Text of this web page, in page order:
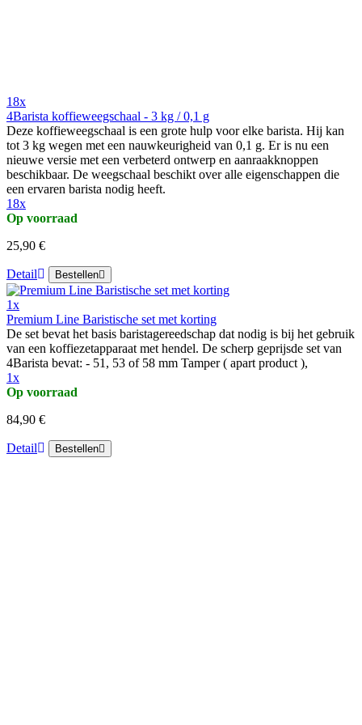
18x
4Barista koffieweegschaal - 3 kg / 0,1 g
Deze koffieweegschaal is een grote hulp voor elke barista. Hij kan
tot 3 kg wegen met een nauwkeurigheid van 0,1 g. Er is nu een
nieuwe versie met een verbeterd ontwerp en aanraakknoppen
beschikbaar. De weegschaal beschikt over alle eigenschappen die
een ervaren barista nodig heeft.
18x
Op voorraad
25,90 €
Detail Bestellen
1x
Premium Line Baristische set met korting
De set bevat het basis baristagereedschap dat nodig is bij het gebruik
van een koffiezetapparaat met hendel. De scherp geprijsde set van
4Barista bevat: - 51, 53 of 58 mm Tamper ( apart product ),
1x
Op voorraad
84,90 €
Detail Bestellen